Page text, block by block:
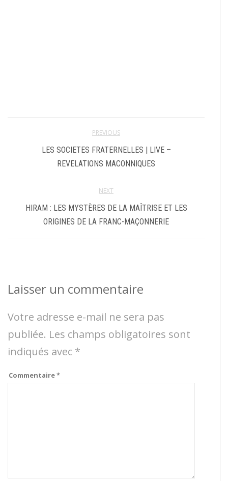
PREVIOUS
LES SOCIETES FRATERNELLES | LIVE –
REVELATIONS MACONNIQUES
NEXT
HIRAM : LES MYSTÈRES DE LA MAÎTRISE ET LES
ORIGINES DE LA FRANC-MAÇONNERIE
Laisser un commentaire
Votre adresse e-mail ne sera pas
publiée. Les champs obligatoires sont
indiqués avec *
Commentaire*